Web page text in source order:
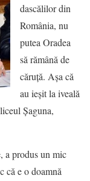
dascălilor din
România, nu
putea Oradea
să rămână de
căruţă. Aşa că
au ieşit la iveală
Şaguna,
a produs un mic
că e o doamnă